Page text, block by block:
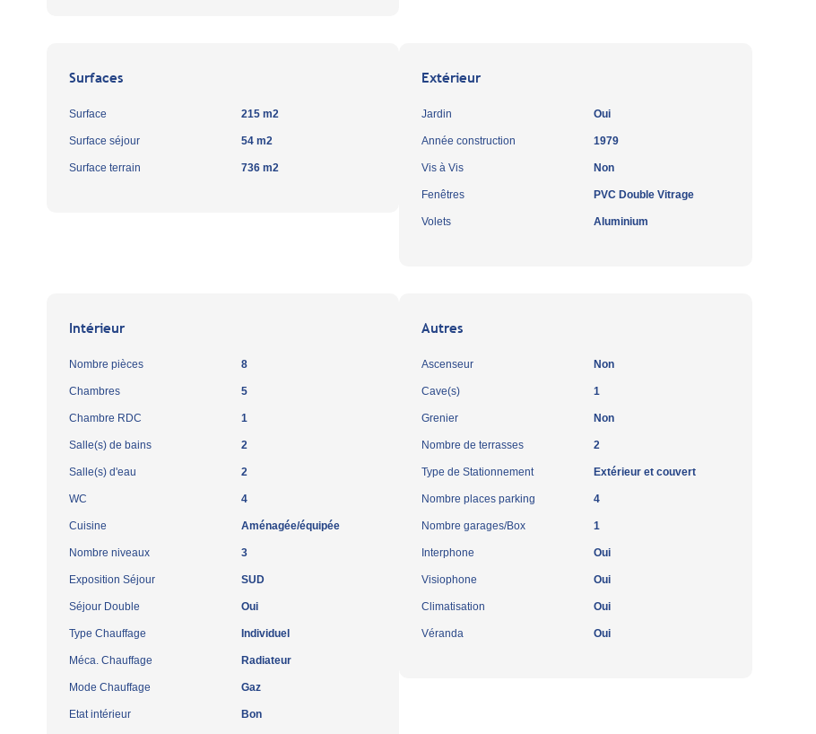
Surfaces
Surface 215 m2
Surface séjour 54 m2
Surface terrain 736 m2
Extérieur
Jardin Oui
Année construction 1979
Vis à Vis Non
Fenêtres PVC Double Vitrage
Volets Aluminium
Intérieur
Nombre pièces 8
Chambres 5
Chambre RDC 1
Salle(s) de bains 2
Salle(s) d'eau 2
WC 4
Cuisine Aménagée/équipée
Nombre niveaux 3
Exposition Séjour SUD
Séjour Double Oui
Type Chauffage Individuel
Méca. Chauffage Radiateur
Mode Chauffage Gaz
Etat intérieur Bon
Autres
Ascenseur Non
Cave(s) 1
Grenier Non
Nombre de terrasses 2
Type de Stationnement Extérieur et couvert
Nombre places parking 4
Nombre garages/Box 1
Interphone Oui
Visiophone Oui
Climatisation Oui
Véranda Oui